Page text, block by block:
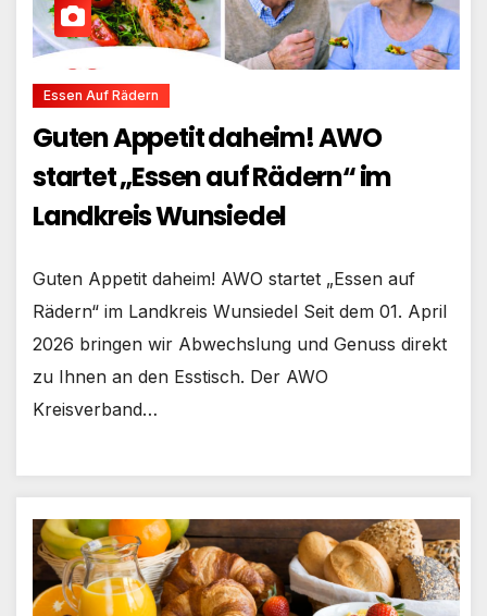
Essen Auf Rädern
Guten Appetit daheim! AWO
startet „Essen auf Rädern“ im
Landkreis Wunsiedel
Guten Appetit daheim! AWO startet „Essen auf
Rädern“ im Landkreis Wunsiedel Seit dem 01. April
2026 bringen wir Abwechslung und Genuss direkt
zu Ihnen an den Esstisch. Der AWO
Kreisverband…